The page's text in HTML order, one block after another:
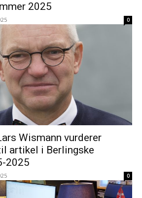
2025
0
Wismann vurderer
artikel i Berlingske
2025
0